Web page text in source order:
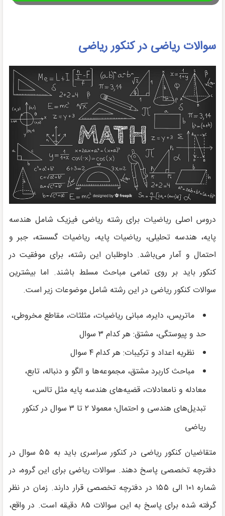
سوالات ریاضی در کنکور ریاضی
دروس اصلی ریاضیات برای رشته ریاضی فیزیک شامل هندسه
پایه، هندسه تحلیلی، ریاضیات پایه، ریاضیات گسسته، جبر و
احتمال و آمار می‌باشد. داوطلبان این رشته، برای موفقیت در
کنکور باید بر روی تمامی مباحث مسلط باشند. اما بیشترین
سوالات کنکور ریاضی در این رشته شامل موضوعات زیر است.
ماتریس، دایره، مبانی ریاضیات، مثلثات، مقاطع مخروطی،
حد و پیوستگی، مشتق: هر کدام ۳ سوال
نظریه اعداد و ترکیبات: هر کدام ۴ سوال
مباحث کاربرد مشتق، مجموعه‌ها و الگو و دنباله، تابع،
معادله و نامعادلات، قضیه‌های هندسه پایه مثل تالس،
تبدیل‌های هندسی و احتمال؛ معمولا ۲ تا ۳ سوال در کنکور
ریاضی
متقاضیان کنکور ریاضی در کنکور سراسری باید به ۵۵ سوال در
دفترچه تخصصی پاسخ دهند. سوالات ریاضی برای این گروه، در
شماره ۱۰۱ الی ۱۵۵ در دفترچه تخصصی قرار دارند. زمان در نظر
گرفته شده برای پاسخ به این سوالات ۸۵ دقیقه است. در واقع،